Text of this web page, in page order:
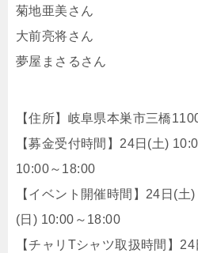
菊地亜美さん
大前亮将さん
夢屋まさるさん
【住所】岐阜県本巣市三橋
【募金受付時間】24日(土)
10:00～18:00
【イベント開催時間】24日(土
(日) 10:00～18:00
【チャリTシャツ取扱時間】